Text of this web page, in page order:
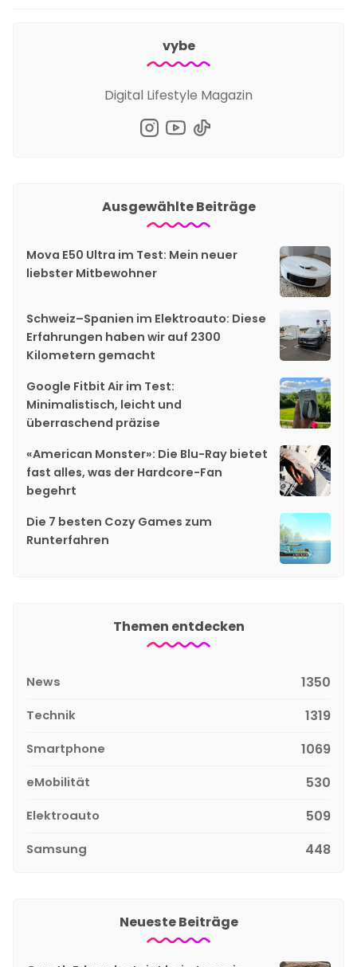
vybe
Digital Lifestyle Magazin
Ausgewählte Beiträge
Mova E50 Ultra im Test: Mein neuer
liebster Mitbewohner
Schweiz–Spanien im Elektroauto: Diese
Erfahrungen haben wir auf 2300
Kilometern gemacht
Google Fitbit Air im Test:
Minimalistisch, leicht und
überraschend präzise
«American Monster»: Die Blu-Ray bietet
fast alles, was der Hardcore-Fan
begehrt
Die 7 besten Cozy Games zum
Runterfahren
Themen entdecken
News 1350
Technik 1319
Smartphone 1069
eMobilität 530
Elektroauto 509
Samsung 448
Neueste Beiträge